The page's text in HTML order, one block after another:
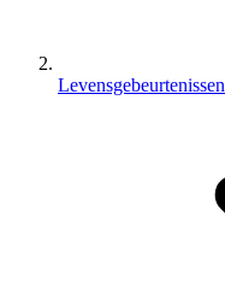
Levensgebeurtenissen